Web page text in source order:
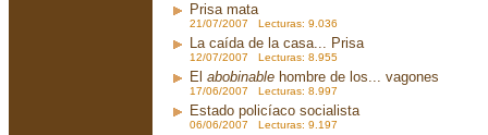
Prisa mata
21/07/2007 Lecturas: 9.036
La caída de la casa... Prisa
12/07/2007 Lecturas: 8.955
El abobinable hombre de los... vagones
17/06/2007 Lecturas: 8.997
Estado policíaco socialista
06/06/2007 Lecturas: 9.197